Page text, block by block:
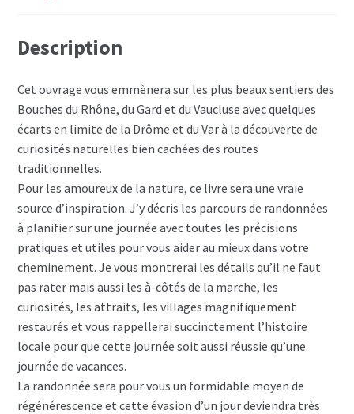
Description
Cet ouvrage vous emmènera sur les plus beaux sentiers des
Bouches du Rhône, du Gard et du Vaucluse avec quelques
écarts en limite de la Drôme et du Var à la découverte de
curiosités naturelles bien cachées des routes
traditionnelles.
Pour les amoureux de la nature, ce livre sera une vraie
source d’inspiration. J’y décris les parcours de randonnées
à planifier sur une journée avec toutes les précisions
pratiques et utiles pour vous aider au mieux dans votre
cheminement. Je vous montrerai les détails qu’il ne faut
pas rater mais aussi les à-côtés de la marche, les
curiosités, les attraits, les villages magnifiquement
restaurés et vous rappellerai succinctement l’histoire
locale pour que cette journée soit aussi réussie qu’une
journée de vacances.
La randonnée sera pour vous un formidable moyen de
régénérescence et cette évasion d’un jour deviendra très